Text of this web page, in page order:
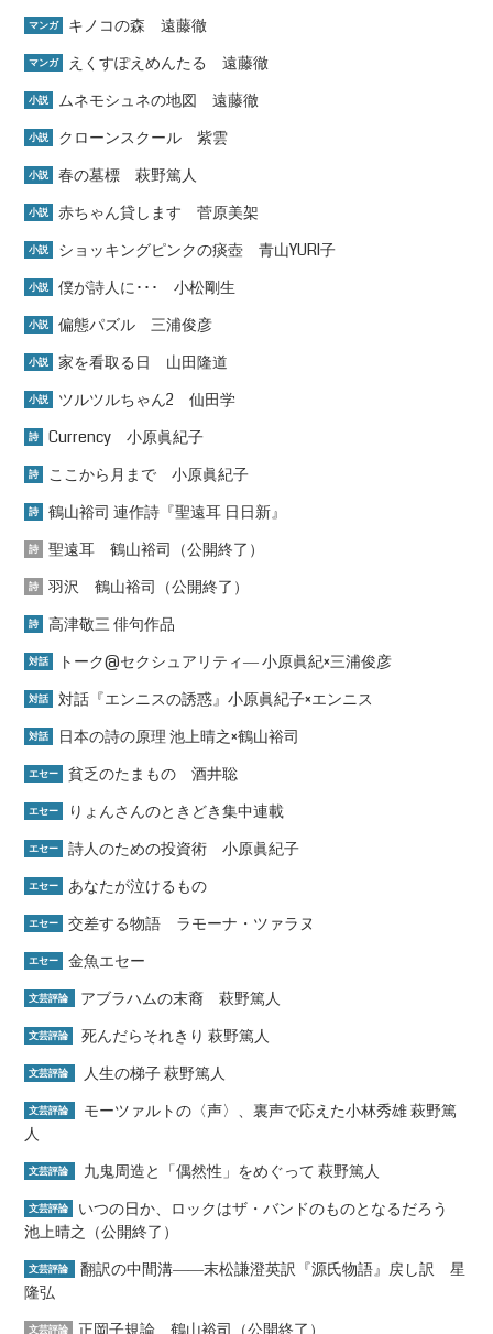
マンガ キノコの森 遠藤徹
マンガ えくすぽえめんたる 遠藤徹
小説 ムネモシュネの地図 遠藤徹
小説 クローンスクール 紫雲
小説 春の墓標 萩野篤人
小説 赤ちゃん貸します 菅原美架
小説 ショッキングピンクの痰壺 青山YURI子
小説 僕が詩人に･･･ 小松剛生
小説 偏態パズル 三浦俊彦
小説 家を看取る日 山田隆道
小説 ツルツルちゃん2 仙田学
詩 Currency 小原眞紀子
詩 ここから月まで 小原眞紀子
詩 鶴山裕司 連作詩『聖遠耳 日日新』
詩 聖遠耳 鶴山裕司（公開終了）
詩 羽沢 鶴山裕司（公開終了）
詩 高津敬三 俳句作品
対話 トーク@セクシュアリティ― 小原眞紀×三浦俊彦
対話 対話『エンニスの誘惑』小原眞紀子×エンニス
対話 日本の詩の原理 池上晴之×鶴山裕司
エセー 貧乏のたまもの 酒井聡
エセー りょんさんのときどき集中連載
エセー 詩人のための投資術 小原眞紀子
エセー あなたが泣けるもの
エセー 交差する物語 ラモーナ・ツァラヌ
エセー 金魚エセー
文芸評論 アブラハムの末裔 萩野篤人
文芸評論 死んだらそれきり 萩野篤人
文芸評論 人生の梯子 萩野篤人
文芸評論
モーツァルトの〈声〉、裏声で応えた小林秀雄 萩野篤
人
文芸評論 九鬼周造と「偶然性」をめぐって 萩野篤人
文芸評論
いつの日か、ロックはザ・バンドのものとなるだろう
池上晴之（公開終了）
文芸評論
翻訳の中間溝――末松謙澄英訳『源氏物語』戻し訳 星
隆弘
文芸評論 正岡子規論 鶴山裕司（公開終了）